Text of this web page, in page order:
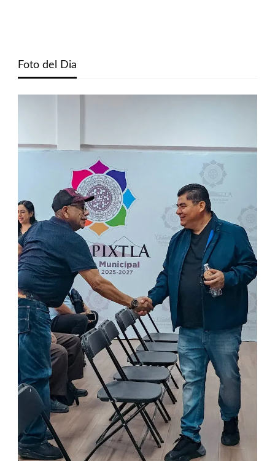
Foto del Dia